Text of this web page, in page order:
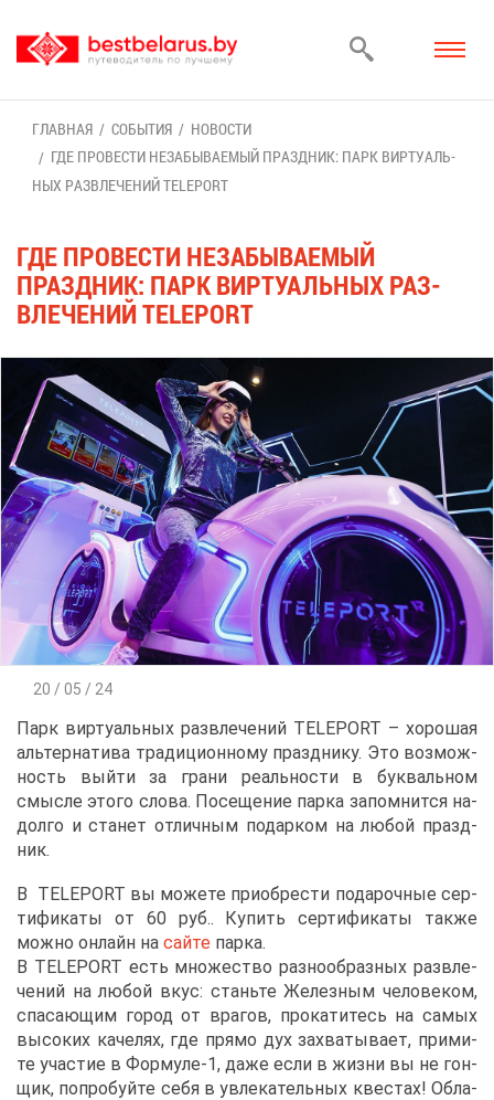
ГЛАВ­НАЯ СО­БЫ­ТИЯ
НО­ВО­СТИ
ГДЕ ПРО­ВЕ­СТИ НЕЗА­БЫ­ВА­Е­МЫЙ ПРАЗД­НИК: ПАРК ВИР­ТУ­АЛЬ­
НЫХ РАЗ­ВЛЕ­ЧЕ­НИЙ TELEPORT
ГДЕ ПРО­ВЕ­СТИ НЕЗА­БЫ­ВА­Е­МЫЙ
ПРАЗД­НИК: ПАРК ВИР­ТУ­АЛЬ­НЫХ РАЗ­
ВЛЕ­ЧЕ­НИЙ TELEPORT
20 / 05 / 24
Парк вир­ту­аль­ных раз­вле­че­ний TELEPORT – хо­ро­шая
аль­тер­на­ти­ва тра­ди­ци­он­но­му празд­ни­ку. Это воз­мож­
ность вый­ти за гра­ни ре­аль­но­сти в бук­валь­ном
смыс­ле это­го сло­ва. По­се­ще­ние пар­ка за­пом­нит­ся на­
дол­го и ста­нет от­лич­ным по­дар­ком на лю­бой празд­
ник.
В TELEPORT вы мо­же­те при­об­ре­сти по­да­роч­ные сер­
ти­фи­ка­ты от 60 руб.. Ку­пить сер­ти­фи­ка­ты та­к­же
мож­но он­лайн на сай­те пар­ка.
В TELEPORT есть мно­же­ство раз­но­об­раз­ных раз­вле­
че­ний на лю­бой вкус: стань­те Же­лез­ным че­ло­ве­ком,
спа­са­ю­щим го­род от вра­гов, про­ка­ти­тесь на са­мых
вы­со­ких ка­че­лях, где пря­мо дух за­хва­ты­ва­ет, при­ми­
те уча­стие в Фор­му­ле-1, да­же ес­ли в жиз­ни вы не гон­
щик, по­про­буй­те се­бя в увле­ка­тель­ных кве­стах! Об­ла­